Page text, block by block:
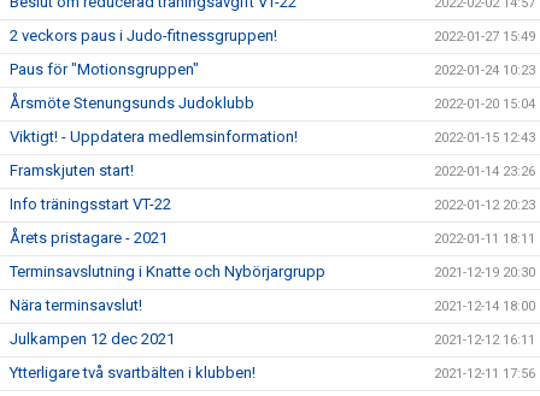
2022-02-02 14:57
2 veckors paus i Judo-fitnessgruppen! 2022-01-27 15:49
Paus för "Motionsgruppen" 2022-01-24 10:23
Årsmöte Stenungsunds Judoklubb 2022-01-20 15:04
Viktigt! - Uppdatera medlemsinformation! 2022-01-15 12:43
Framskjuten start! 2022-01-14 23:26
Info träningsstart VT-22 2022-01-12 20:23
Årets pristagare - 2021 2022-01-11 18:11
Terminsavslutning i Knatte och Nybörjargrupp 2021-12-19 20:30
Nära terminsavslut! 2021-12-14 18:00
Julkampen 12 dec 2021 2021-12-12 16:11
Ytterligare två svartbälten i klubben! 2021-12-11 17:56